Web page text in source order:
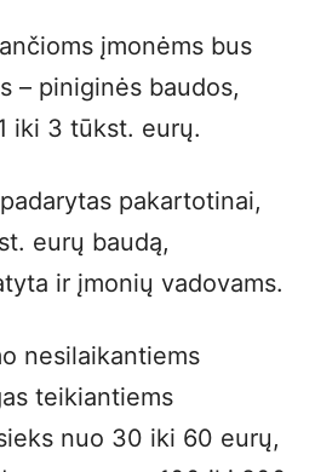
įmonėms bus
– piniginės baudos,
iki 3 tūkst. eurų.
pakartotinai,
eurų baudą,
ir įmonių vadovams.
nesilaikantiems
teikiantiems
nuo 30 iki 60 eurų,